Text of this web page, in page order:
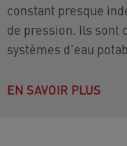
constant presque
de pression. Ils sont
systèmes d’eau
EN SAVOIR PLUS